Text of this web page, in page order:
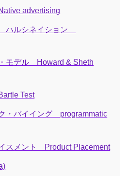
advertising
ハルシネイション
モデル Howard & Sheth
Test
・バイイング programmatic
スメント Product Placement